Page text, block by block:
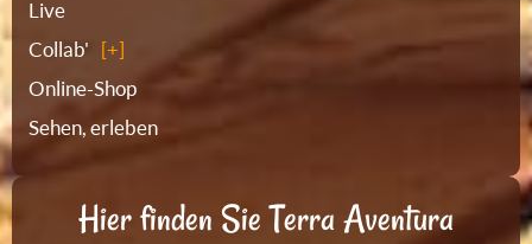
Live
Collab'
Online-Shop
Sehen, erleben
Hier finden Sie Terra Aventura